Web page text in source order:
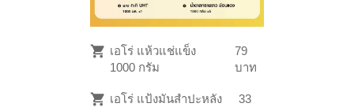
เอโร่ แห้วแช่แข็ง
1000 กรัม
79
บาท
เอโร่ แป้งมันสำปะหลัง
33